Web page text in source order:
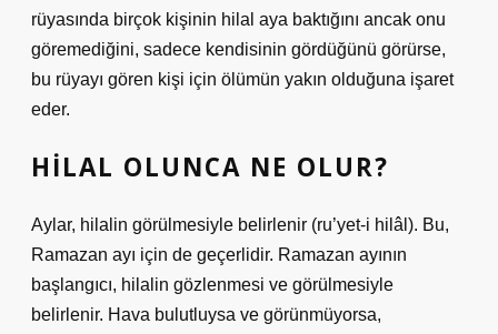
rüyasında birçok kişinin hilal aya baktığını ancak onu
göremediğini, sadece kendisinin gördüğünü görürse,
bu rüyayı gören kişi için ölümün yakın olduğuna işaret
eder.
HILAL OLUNCA NE OLUR?
Aylar, hilalin görülmesiyle belirlenir (ru’yet-i hilâl). Bu,
Ramazan ayı için de geçerlidir. Ramazan ayının
başlangıcı, hilalin gözlenmesi ve görülmesiyle
belirlenir. Hava bulutluysa ve görünmüyorsa,